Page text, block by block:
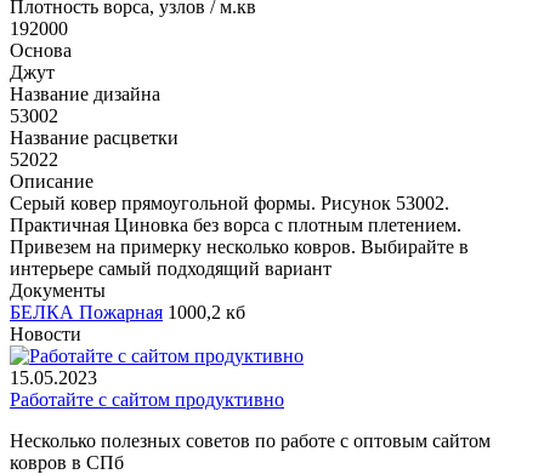
Плотность ворса, узлов / м.кв
192000
Основа
Джут
Название дизайна
53002
Название расцветки
52022
Описание
Серый ковер прямоугольной формы. Рисунок 53002.
Практичная Циновка без ворса с плотным плетением.
Привезем на примерку несколько ковров. Выбирайте в
интерьере самый подходящий вариант
Документы
БЕЛКА Пожарная 1000,2 кб
Новости
15.05.2023
Работайте с сайтом продуктивно
Несколько полезных советов по работе с оптовым сайтом
ковров в СПб